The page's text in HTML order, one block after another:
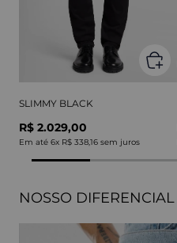
SLIMMY BLACK
R$ 2.029,00
Em até 6x R$ 338,16 sem juros
NOSSO DIFERENCIAL